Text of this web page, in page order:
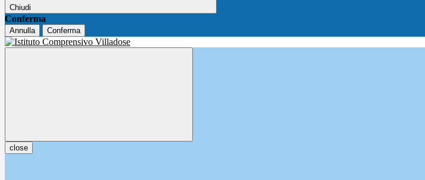
Chiudi
Conferma
Annulla Conferma
close